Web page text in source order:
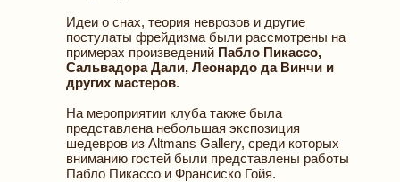
Идеи о снах, теория неврозов и другие
постулаты фрейдизма были рассмотрены на
примерах произведений Пабло Пикассо,
Сальвадора Дали, Леонардо да Винчи и
других мастеров.
На мероприятии клуба также была
представлена небольшая экспозиция
шедевров из Altmans Gallery, среди которых
вниманию гостей были представлены работы
Пабло Пикассо и Франсиско Гойя.